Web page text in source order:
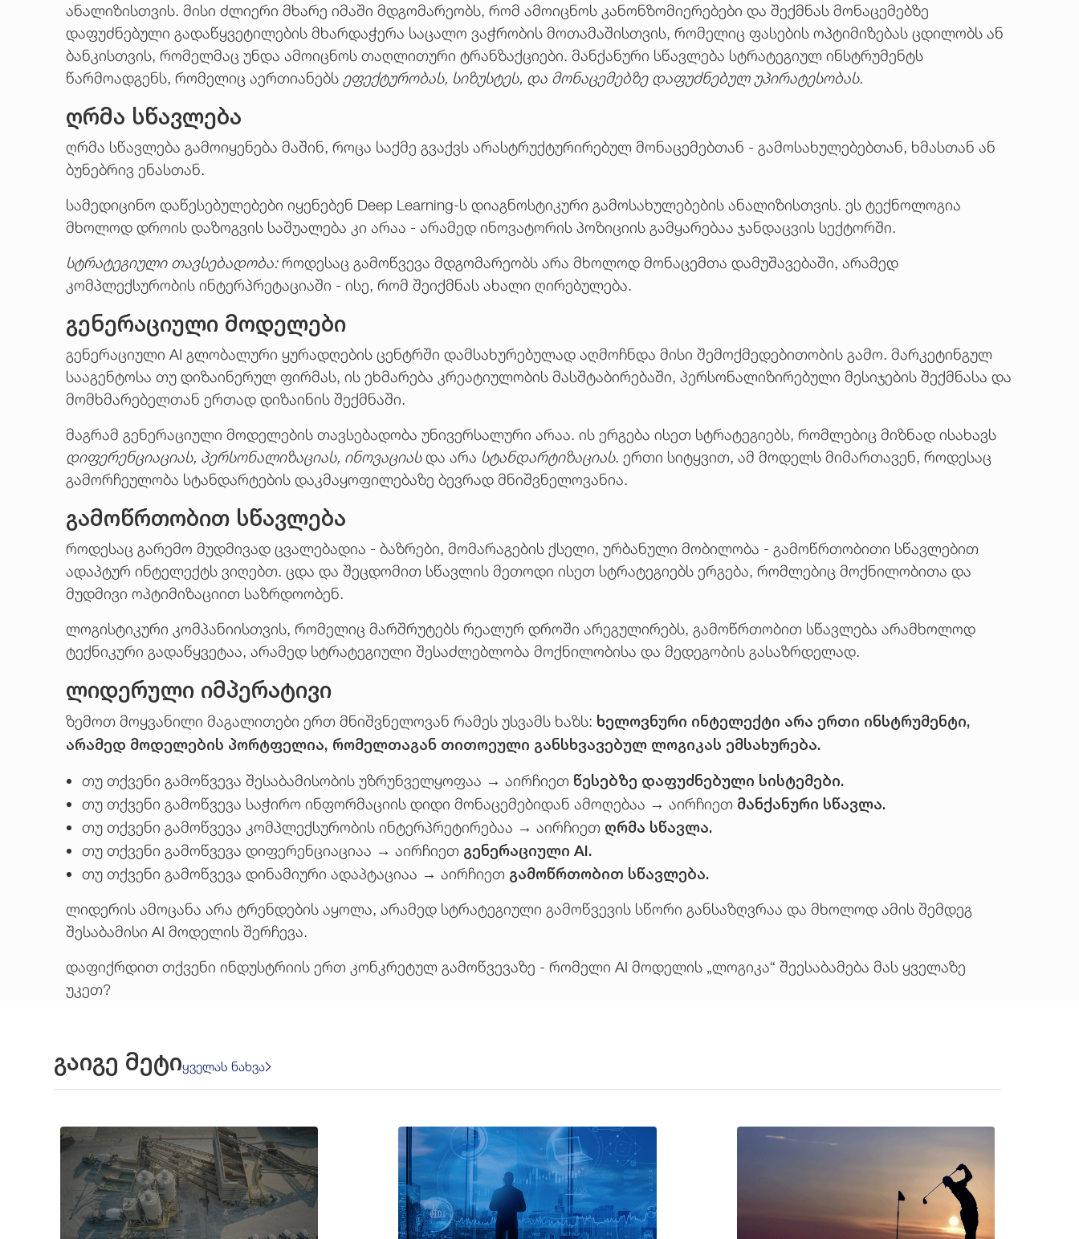
ანალიზისთვის. მისი ძლიერი მხარე იმაში მდგომარეობს, რომ ამოიცნოს კანონზომიერებები და შექმნას მონაცემებზე
დაფუძნებული გადაწყვეტილების მხარდაჭერა საცალო ვაჭრობის მოთამაშისთვის, რომელიც ფასების ოპტიმიზებას ცდილობს ან
ბანკისთვის, რომელმაც უნდა ამოიცნოს თაღლითური ტრანზაქციები. მანქანური სწავლება სტრატეგიულ ინსტრუმენტს
წარმოადგენს, რომელიც აერთიანებს ეფექტურობას, სიზუსტეს, და მონაცემებზე დაფუძნებულ უპირატესობას.
ღრმა სწავლება
ღრმა სწავლება გამოიყენება მაშინ, როცა საქმე გვაქვს არასტრუქტურირებულ მონაცემებთან - გამოსახულებებთან, ხმასთან ან
ბუნებრივ ენასთან.
სამედიცინო დაწესებულებები იყენებენ Deep Learning-ს დიაგნოსტიკური გამოსახულებების ანალიზისთვის. ეს ტექნოლოგია
მხოლოდ დროის დაზოგვის საშუალება კი არაა - არამედ ინოვატორის პოზიციის გამყარებაა ჯანდაცვის სექტორში.
სტრატეგიული თავსებადობა:როდესაც გამოწვევა მდგომარეობს არა მხოლოდ მონაცემთა დამუშავებაში, არამედ
კომპლექსურობის ინტერპრეტაციაში - ისე, რომ შეიქმნას ახალი ღირებულება.
გენერაციული მოდელები
გენერაციული AI გლობალური ყურადღების ცენტრში დამსახურებულად აღმოჩნდა მისი შემოქმედებითობის გამო. მარკეტინგულ
სააგენტოსა თუ დიზაინერულ ფირმას, ის ეხმარება კრეატიულობის მასშტაბირებაში, პერსონალიზირებული მესიჯების შექმნასა და
მომხმარებელთან ერთად დიზაინის შექმნაში.
მაგრამ გენერაციული მოდელების თავსებადობა უნივერსალური არაა. ის ერგება ისეთ სტრატეგიებს, რომლებიც მიზნად ისახავს
დიფერენციაციას, პერსონალიზაციას, ინოვაციასდა არა სტანდარტიზაციას. ერთი სიტყვით, ამ მოდელს მიმართავენ, როდესაც
გამორჩეულობა სტანდარტების დაკმაყოფილებაზე ბევრად მნიშვნელოვანია.
გამოწრთობით სწავლება
როდესაც გარემო მუდმივად ცვალებადია - ბაზრები, მომარაგების ქსელი, ურბანული მობილობა - გამოწრთობითი სწავლებით
ადაპტურ ინტელექტს ვიღებთ. ცდა და შეცდომით სწავლის მეთოდი ისეთ სტრატეგიებს ერგება, რომლებიც მოქნილობითა და
მუდმივი ოპტიმიზაციით საზრდოობენ.
ლოგისტიკური კომპანიისთვის, რომელიც მარშრუტებს რეალურ დროში არეგულირებს, გამოწრთობით სწავლება არამხოლოდ
ტექნიკური გადაწყვეტაა, არამედ სტრატეგიული შესაძლებლობა მოქნილობისა და მედეგობის გასაზრდელად.
ლიდერული იმპერატივი
ზემოთ მოყვანილი მაგალითები ერთ მნიშვნელოვან რამეს უსვამს ხაზს: ხელოვნური ინტელექტი არა ერთი ინსტრუმენტი,
არამედ მოდელების პორტფელია, რომელთაგან თითოეული განსხვავებულ ლოგიკას ემსახურება.
თუ თქვენი გამოწვევა შესაბამისობის უზრუნველყოფაა → აირჩიეთ წესებზე დაფუძნებული სისტემები.
თუ თქვენი გამოწვევა საჭირო ინფორმაციის დიდი მონაცემებიდან ამოღებაა → აირჩიეთ მანქანური სწავლა.
თუ თქვენი გამოწვევა კომპლექსურობის ინტერპრეტირებაა → აირჩიეთ ღრმა სწავლა.
თუ თქვენი გამოწვევა დიფერენციაციაა → აირჩიეთ გენერაციული AI.
თუ თქვენი გამოწვევა დინამიური ადაპტაციაა → აირჩიეთ გამოწრთობით სწავლება.
ლიდერის ამოცანა არა ტრენდების აყოლა, არამედ სტრატეგიული გამოწვევის სწორი განსაზღვრაა და მხოლოდ ამის შემდეგ
შესაბამისი AI მოდელის შერჩევა.
დაფიქრდით თქვენი ინდუსტრიის ერთ კონკრეტულ გამოწვევაზე - რომელი AI მოდელის „ლოგიკა“ შეესაბამება მას ყველაზე
უკეთ?
გაიგე მეტიყველას ნახვა